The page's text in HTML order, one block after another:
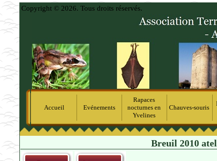
Copyright © 2026. Tous droits réservés.
Accueil Evénements
Rapaces
nocturnes en
Yvelines
Chauves-souris
Breuil 2010